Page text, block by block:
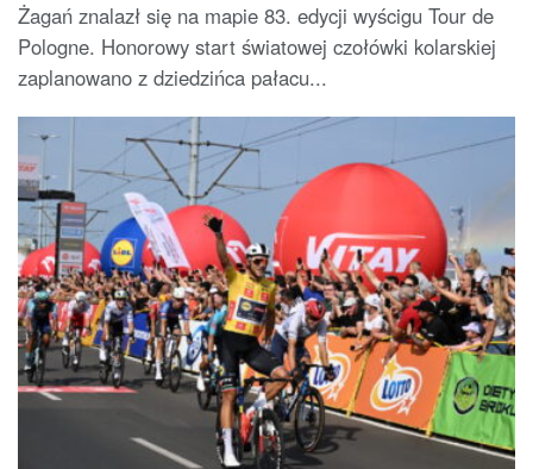
Żagań znalazł się na mapie 83. edycji wyścigu Tour de
Pologne. Honorowy start światowej czołówki kolarskiej
zaplanowano z dziedzińca pałacu...